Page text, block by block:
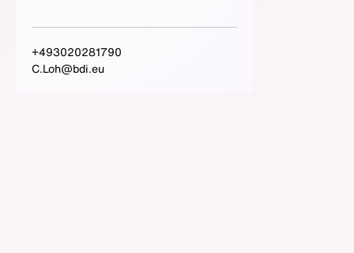
+493020281790
C.Loh@bdi.eu